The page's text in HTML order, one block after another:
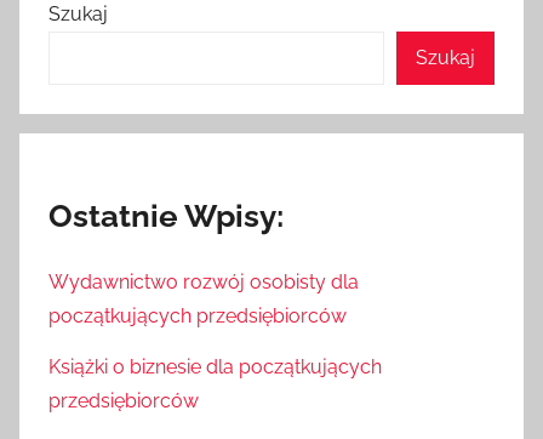
Szukaj
Szukaj
Ostatnie Wpisy:
Wydawnictwo rozwój osobisty dla
początkujących przedsiębiorców
Książki o biznesie dla początkujących
przedsiębiorców